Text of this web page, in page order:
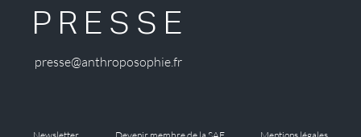
PRESSE
presse@anthroposophie.fr